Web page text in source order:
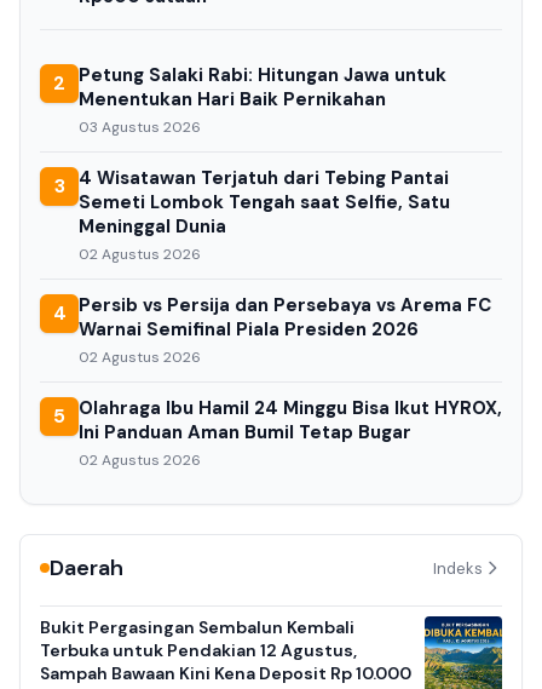
2
Petung Salaki Rabi: Hitungan Jawa untuk
Menentukan Hari Baik Pernikahan
03 Agustus 2026
3
4 Wisatawan Terjatuh dari Tebing Pantai
Semeti Lombok Tengah saat Selfie, Satu
Meninggal Dunia
02 Agustus 2026
4 Persib vs Persija dan Persebaya vs Arema FC
Warnai Semifinal Piala Presiden 2026
02 Agustus 2026
5
Olahraga Ibu Hamil 24 Minggu Bisa Ikut HYROX,
Ini Panduan Aman Bumil Tetap Bugar
02 Agustus 2026
Daerah Indeks
Bukit Pergasingan Sembalun Kembali
Terbuka untuk Pendakian 12 Agustus,
Sampah Bawaan Kini Kena Deposit Rp 10.000